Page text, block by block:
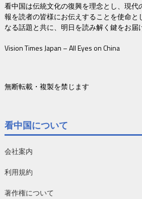
看中国は伝統文化の復興を理念とし、現
報を読者の皆様にお伝えすることを使命と
なる話題と共に、明日を読み解く鍵をお届
Vision Times Japan – All Eyes on China
無断転載・複製を禁じます
看中国について
会社案内
利用規約
著作権について